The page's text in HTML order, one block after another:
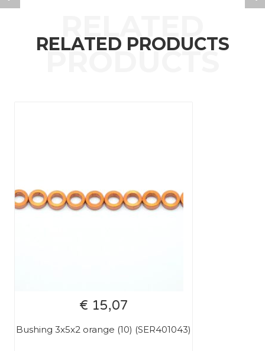
RELATED PRODUCTS
€ 15,07
Bushing 3x5x2 orange (10) (SER401043)